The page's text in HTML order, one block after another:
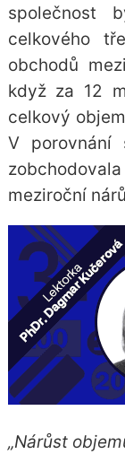
společnost
celkového
obchodů
když za 12
celkový
V porovnání
meziroční
„Nárůst